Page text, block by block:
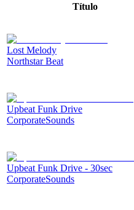
Título
Lost Melody
Northstar Beat
Upbeat Funk Drive
CorporateSounds
Upbeat Funk Drive - 30sec
CorporateSounds